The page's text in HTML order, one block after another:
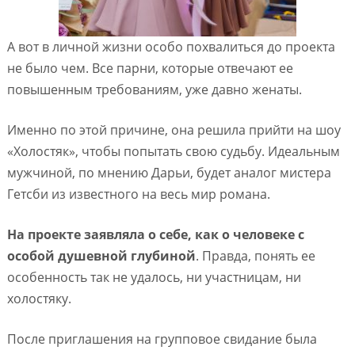
А вот в личной жизни особо похвалиться до проекта
не было чем. Все парни, которые отвечают ее
повышенным требованиям, уже давно женаты.
Именно по этой причине, она решила прийти на шоу
«Холостяк», чтобы попытать свою судьбу. Идеальным
мужчиной, по мнению Дарьи, будет аналог мистера
Гетсби из известного на весь мир романа.
На проекте заявляла о себе, как о человеке с
особой душевной глубиной. Правда, понять ее
особенность так не удалось, ни участницам, ни
холостяку.
После приглашения на групповое свидание была